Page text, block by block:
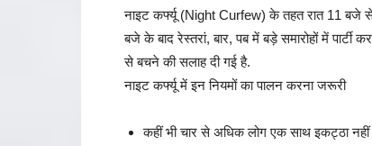
नाइट कर्फ्यू (Night Curfew) के तहत रात 11 बजे
बजे के बाद रेस्तरां, बार, पब में बड़े समारोहों में पार्टी
से बचने की सलाह दी गई है.
नाइट कर्फ्यू में इन नियमों का पालन करना जरूरी
कहीं भी चार से अधिक लोग एक साथ इकट्ठा